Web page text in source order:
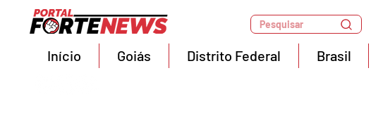
Pesquisar
Início
Goiás Distrito Federal Brasil